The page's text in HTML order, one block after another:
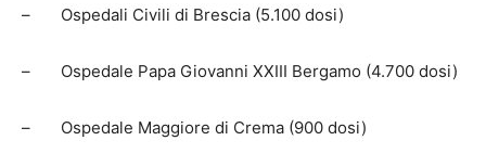
– Ospedali Civili di Brescia (5.100 dosi)
– Ospedale Papa Giovanni XXIII Bergamo (4.700 dosi)
– Ospedale Maggiore di Crema (900 dosi)